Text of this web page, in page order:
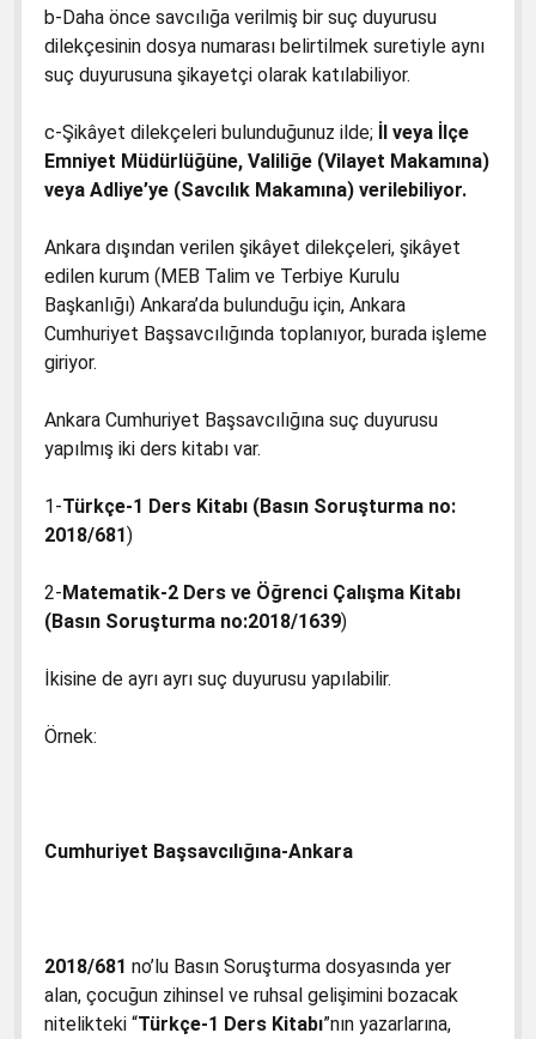
Değerler Eğitimi Gerçekten Yap-Boz
Kabede Petrol Tankerleri
Reklamları
6. Sınıf Hz. Muhammed’in Hayatı Kitap Davası
2. Sınıf İngilizce Hataları Düzeltilmiştir Diyen
İngilizce 2. Sınıf TTK Başkanından Tubitak’a
Gönderilen Hata Tespit Raporu
b-Daha önce savcılığa verilmiş bir suç duyurusu
dilekçesinin dosya numarası belirtilmek suretiyle aynı
suç duyurusuna şikayetçi olarak katılabiliyor.
c-Şikâyet dilekçeleri bulunduğunuz ilde; İl veya İlçe
Emniyet Müdürlüğüne, Valiliğe (Vilayet Makamına)
veya Adliye’ye (Savcılık Makamına) verilebiliyor.
Ankara dışından verilen şikâyet dilekçeleri, şikâyet
edilen kurum (MEB Talim ve Terbiye Kurulu
Başkanlığı) Ankara’da bulunduğu için, Ankara
Cumhuriyet Başsavcılığında toplanıyor, burada işleme
giriyor.
Ankara Cumhuriyet Başsavcılığına suç duyurusu
yapılmış iki ders kitabı var.
1-Türkçe-1 Ders Kitabı (Basın Soruşturma no:
2018/681)
2-Matematik-2 Ders ve Öğrenci Çalışma Kitabı
(Basın Soruşturma no:2018/1639)
İkisine de ayrı ayrı suç duyurusu yapılabilir.
Örnek:
Cumhuriyet Başsavcılığına-Ankara
2018/681 no’lu Basın Soruşturma dosyasında yer
alan, çocuğun zihinsel ve ruhsal gelişimini bozacak
nitelikteki “Türkçe-1 Ders Kitabı”nın yazarlarına,